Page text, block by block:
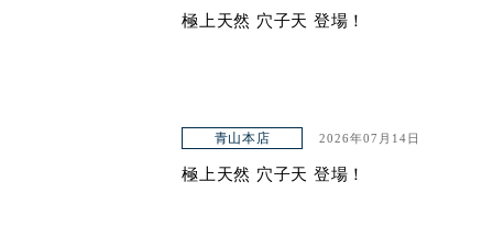
店舗一覧
極上天然 穴子天 登場！
青山本店 2026年07月14日
極上天然 穴子天 登場！